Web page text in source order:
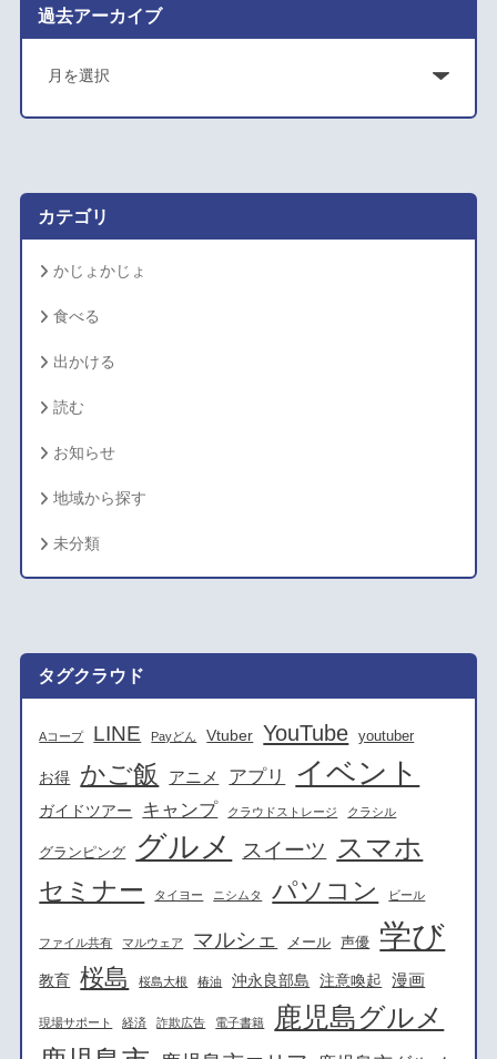
過去アーカイブ
ア
カ
カテゴリ
かじょかじょ
食べる
出かける
読む
お知らせ
地域から探す
未分類
タグクラウド
Aコープ LINE Payどん Vtuber YouTube youtuber
お得 かご飯 アニメ アプリ イベント
ガイドツアー キャンプ クラウドストレージ クラシル
グランピング グルメ スイーツ スマホ
セミナー タイヨー ニシムタ パソコン ビール
ファイル共有 マルウェア マルシェ メール 声優 学び
教育 桜島 桜島大根 椿油 沖永良部島 注意喚起 漫画
現場サポート 経済 詐欺広告 電子書籍 鹿児島グルメ